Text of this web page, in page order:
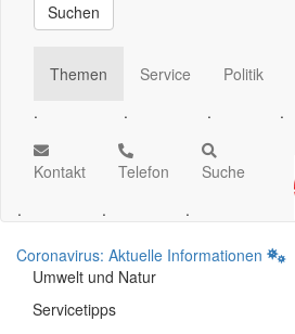
Suchen
Themen
.
Service
.
Politik
.
.
Kontakt
.
Telefon
.
Suche
.
Coronavirus: Aktuelle Informationen
Umwelt und Natur
Servicetipps